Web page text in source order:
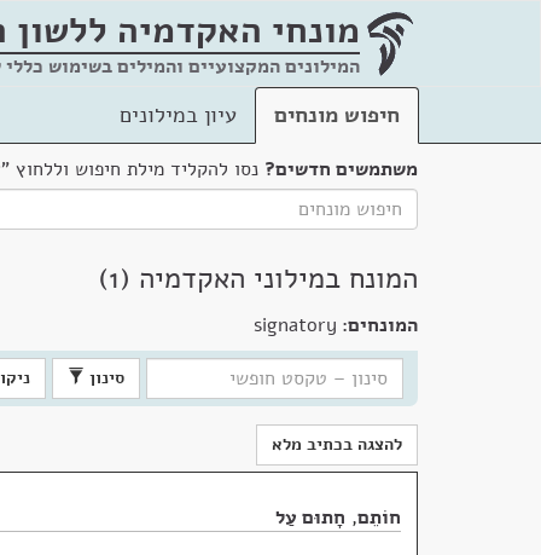
מונחי האקדמיה ללשון
המילונים המקצועיים והמילים בשימוש
חיפוש מונחים עיון במילונים
משתמשים חדשים? נסו להקליד מילת חיפוש
המונח במילוני האקדמיה (1)
המונחים: signatory
סינון
להצגה בכתיב מלא
חוֹתֵם, חָתוּם עַל